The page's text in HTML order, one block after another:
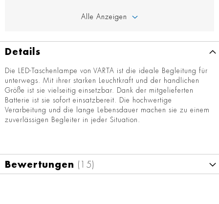
Alle Anzeigen
Details
Die LED-Taschenlampe von VARTA ist die ideale Begleitung für
unterwegs. Mit ihrer starken Leuchtkraft und der handlichen
Größe ist sie vielseitig einsetzbar. Dank der mitgelieferten
Batterie ist sie sofort einsatzbereit. Die hochwertige
Verarbeitung und die lange Lebensdauer machen sie zu einem
zuverlässigen Begleiter in jeder Situation.
Bewertungen 15